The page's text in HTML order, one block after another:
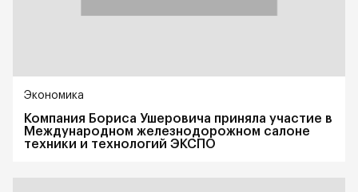
Экономика
Компания Бориса Ушеровича приняла участие в
Международном железнодорожном салоне
техники и технологий ЭКСПО